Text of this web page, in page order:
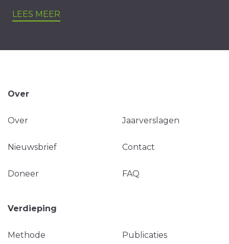
LEES MEER
Over
Over Jaarverslagen
Nieuwsbrief Contact
Doneer FAQ
Verdieping
Methode Publicaties